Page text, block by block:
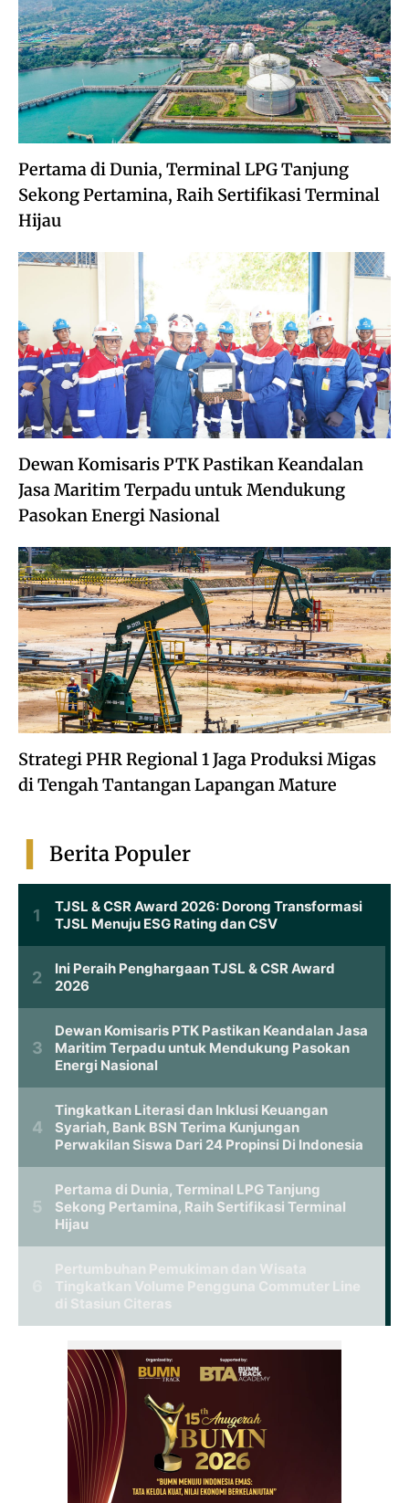
Pertama di Dunia, Terminal LPG Tanjung
Sekong Pertamina, Raih Sertifikasi Terminal
Hijau
Dewan Komisaris PTK Pastikan Keandalan
Jasa Maritim Terpadu untuk Mendukung
Pasokan Energi Nasional
Strategi PHR Regional 1 Jaga Produksi Migas
di Tengah Tantangan Lapangan Mature
Berita Populer